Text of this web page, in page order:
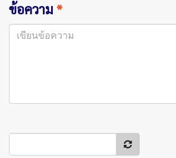
ข้อความ *